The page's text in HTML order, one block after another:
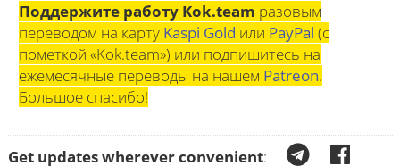
Поддержите работу Kok.team разовым
переводом на карту Kaspi Gold или PayPal (с
пометкой «Kok.team») или подпишитесь на
ежемесячные переводы на нашем Patreon.
Большое спасибо!
Get updates wherever convenient: